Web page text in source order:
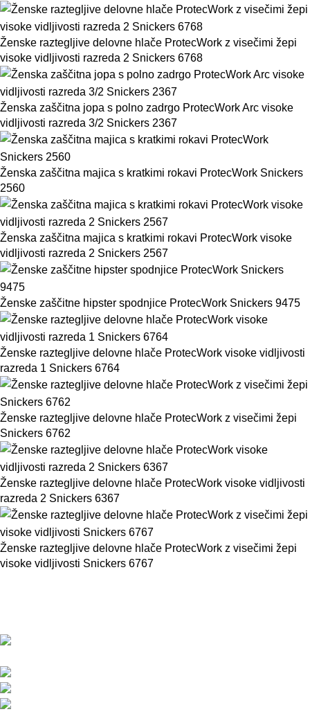
Ženske raztegljive delovne hlače ProtecWork z visečimi žepi
visoke vidljivosti razreda 2 Snickers 6768
Ženska zaščitna jopa s polno zadrgo ProtecWork Arc visoke
vidljivosti razreda 3/2 Snickers 2367
Ženska zaščitna majica s kratkimi rokavi ProtecWork Snickers
2560
Ženska zaščitna majica s kratkimi rokavi ProtecWork visoke
vidljivosti razreda 2 Snickers 2567
Ženske zaščitne hipster spodnjice ProtecWork Snickers 9475
Ženske raztegljive delovne hlače ProtecWork visoke vidljivosti
razreda 1 Snickers 6764
Ženske raztegljive delovne hlače ProtecWork z visečimi žepi
Snickers 6762
Ženske raztegljive delovne hlače ProtecWork visoke vidljivosti
razreda 2 Snickers 6367
Ženske raztegljive delovne hlače ProtecWork z visečimi žepi
visoke vidljivosti Snickers 6767